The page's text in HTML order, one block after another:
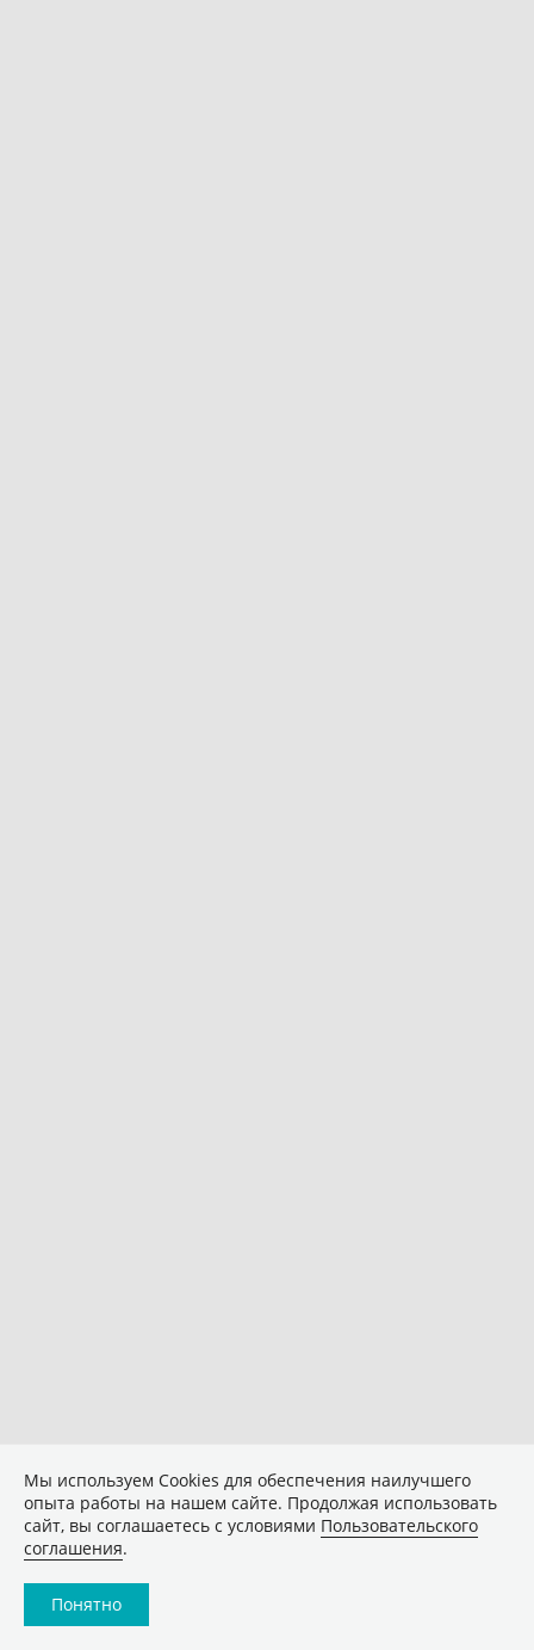
Мы используем Сookies для обеспечения наилучшего
опыта работы на нашем сайте. Продолжая использовать
сайт, вы соглашаетесь с условиями Пользовательского
соглашения.
Понятно